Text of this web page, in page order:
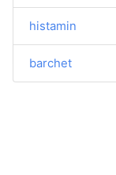
histamin
barchet